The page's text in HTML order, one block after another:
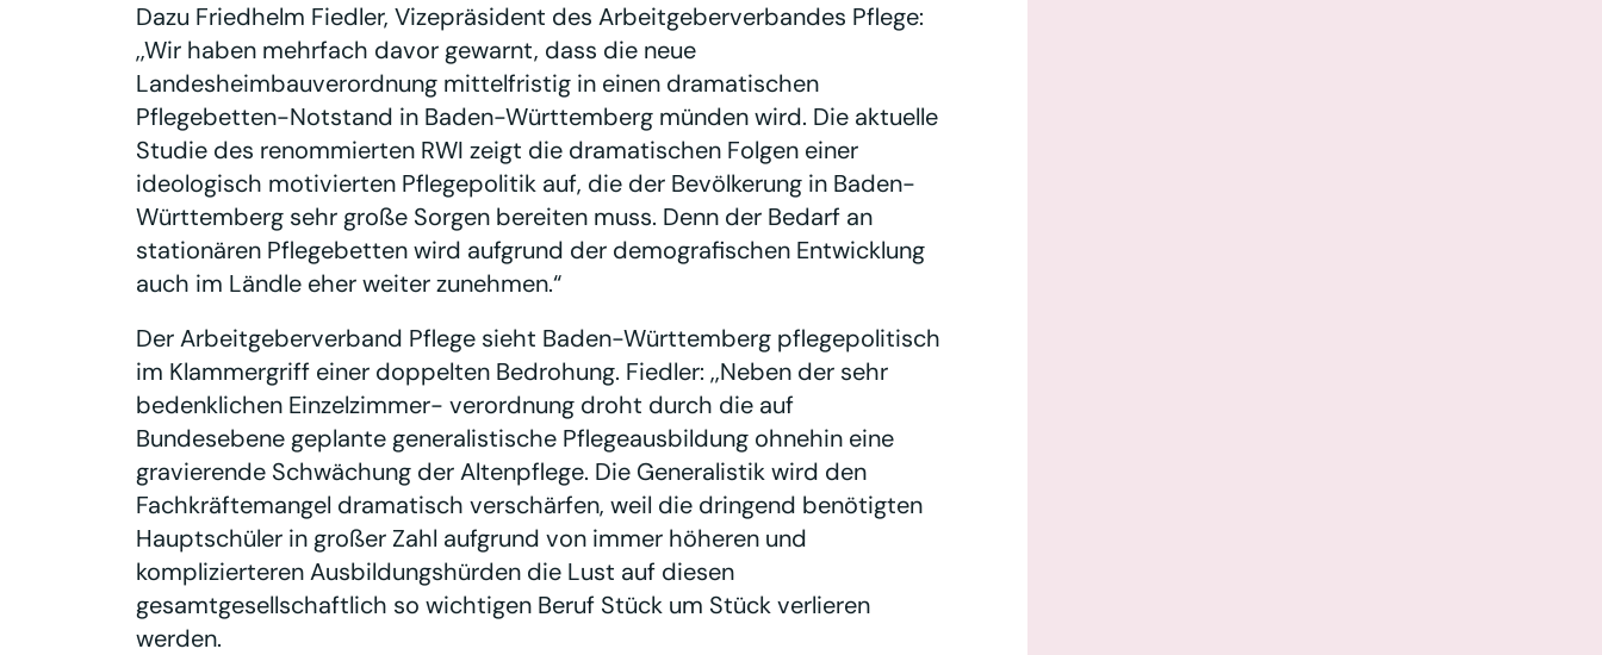
Dazu Friedhelm Fiedler, Vizepräsident des Arbeitgeberverbandes Pflege:
,,Wir haben mehrfach davor gewarnt, dass die neue
Landesheimbauverordnung mittelfristig in einen dramatischen
Pflegebetten-Notstand in Baden-Württemberg münden wird. Die aktuelle
Studie des renommierten RWI zeigt die dramatischen Folgen einer
ideologisch motivierten Pflegepolitik auf, die der Bevölkerung in Baden-
Württemberg sehr große Sorgen bereiten muss. Denn der Bedarf an
stationären Pflegebetten wird aufgrund der demografischen Entwicklung
auch im Ländle eher weiter zunehmen.“
Der Arbeitgeberverband Pflege sieht Baden-Württemberg pflegepolitisch
im Klammergriff einer doppelten Bedrohung. Fiedler: ,,Neben der sehr
bedenklichen Einzelzimmer- verordnung droht durch die auf
Bundesebene geplante generalistische Pflegeausbildung ohnehin eine
gravierende Schwächung der Altenpflege. Die Generalistik wird den
Fachkräftemangel dramatisch verschärfen, weil die dringend benötigten
Hauptschüler in großer Zahl aufgrund von immer höheren und
komplizierteren Ausbildungshürden die Lust auf diesen
gesamtgesellschaftlich so wichtigen Beruf Stück um Stück verlieren
werden.